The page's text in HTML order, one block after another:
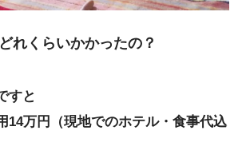
れくらいかかったの？
すと
14万円（現地でのホテル・食事代込